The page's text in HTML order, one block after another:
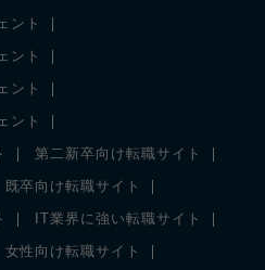
ント
ント
ント
ント
第二新卒向け転職サイト
既卒向け転職サイト
IT業界に強い転職サイト
女性向け転職サイト